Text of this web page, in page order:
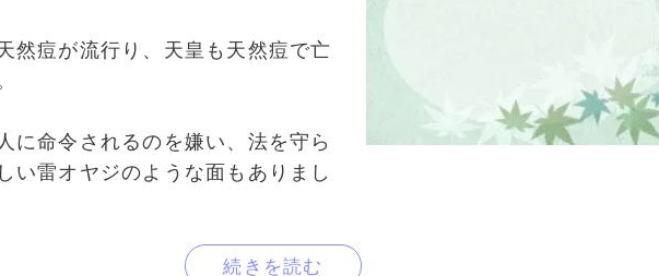
然痘が流行り、天皇も天然痘で亡
に命令されるのを嫌い、法を守ら
い雷オヤジのような面もありまし
続きを読む